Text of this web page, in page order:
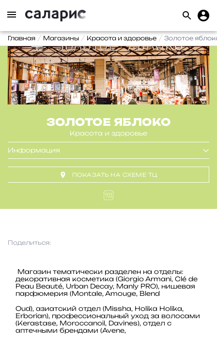
Главная Магазины Красота и здоровье Золотое
ЗОЛОТОЕ ЯБЛОКО
Красота и здоровье
Информация
ПОКАЗАТЬ НА СХЕМЕ ТЦ
Поделиться:
Магазин тематически разделен на отделы:
декоративная косметика (Giorgio Armani, Сlé de
Peau Beauté, Urban Decay, Manly PRO), нишевая
парфюмерия (Montale, Amouge, Blend
Oud), азиатский отдел (Missha, Holika Holika,
Erborian), профессиональный уход за волосами
(Kerastase, Moroccanoil, Davines), отдел с
аптечными брендами (Avene,